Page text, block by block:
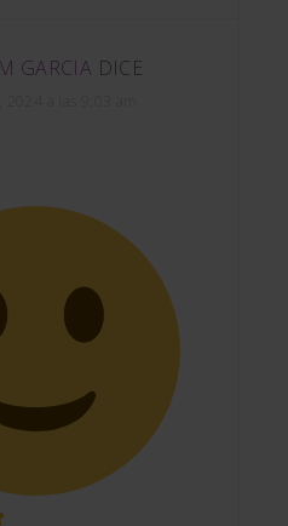
GARCIA DICE